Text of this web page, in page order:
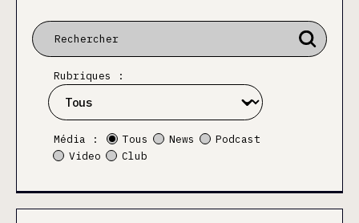
Rubriques :
Média : Tous News
Podcast
Video
Club